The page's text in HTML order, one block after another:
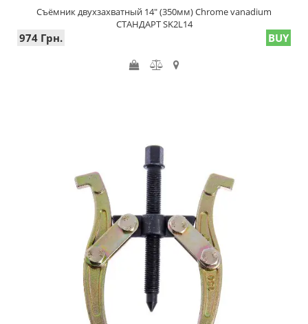
Съёмник двухзахватный 14" (350мм) Chrome vanadium
СТАНДАРТ SK2L14
974 Грн. BUY